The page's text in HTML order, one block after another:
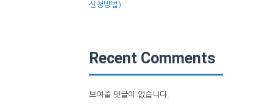
신청방법)
Recent Comments
보여줄 댓글이 없습니다.